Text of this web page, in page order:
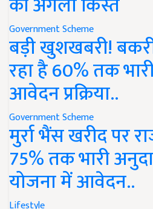
Government Scheme
बड़ी खुशखबरी!
रहा है 60% तक
आवेदन प्रक्रिया..
Government Scheme
मुर्रा भैंस खरीद पर
75% तक भारी
योजना में आवेदन..
Lifestyle